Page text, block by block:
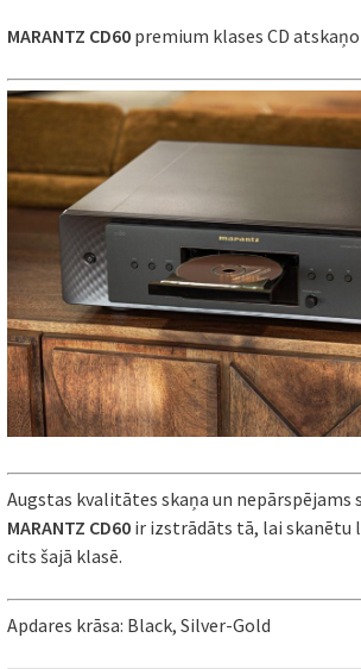
MARANTZ CD60 premium klases CD
Augstas kvalitātes skaņa un nepārspējams
MARANTZ CD60 ir izstrādāts tā, lai skanētu
cits šajā klasē.
Apdares krāsa: Black, Silver-Gold